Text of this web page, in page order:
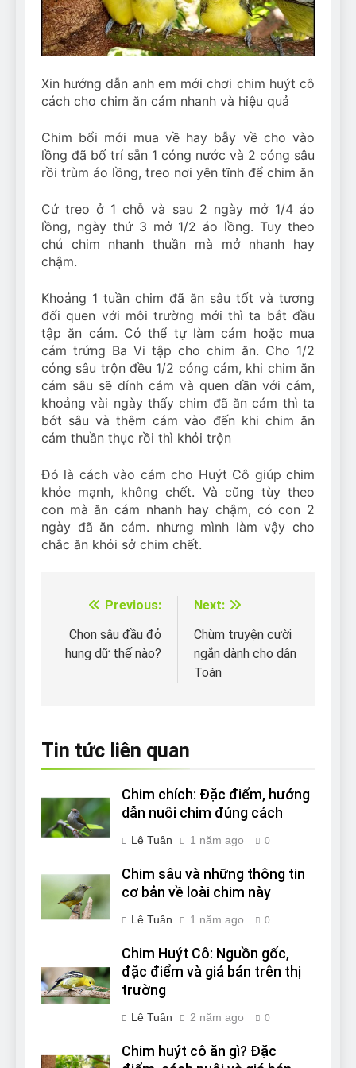
Can Bulldogs Play Fetch?
And How to Train Them!
7 Năm Ago
Groom My Bulldog
7 Năm Ago
Xin hướng dẫn anh em mới chơi chim huýt cô
cách cho chim ăn cám nhanh và hiệu quả
Chim bổi mới mua về hay bẫy về cho vào
lồng đã bố trí sẵn 1 cóng nước và 2 cóng sâu
rồi trùm áo lồng, treo nơi yên tĩnh để chim ăn
Cứ treo ở 1 chỗ và sau 2 ngày mở 1/4 áo
lồng, ngày thứ 3 mở 1/2 áo lồng. Tuy theo
chú chim nhanh thuần mà mở nhanh hay
chậm.
Khoảng 1 tuần chim đã ăn sâu tốt và tương
đối quen với môi trường mới thì ta bắt đầu
tập ăn cám. Có thể tự làm cám hoặc mua
cám trứng Ba Vi tập cho chim ăn. Cho 1/2
cóng sâu trộn đều 1/2 cóng cám, khi chim ăn
cám sâu sẽ dính cám và quen dần với cám,
khoảng vài ngày thấy chim đã ăn cám thì ta
bớt sâu và thêm cám vào đến khi chim ăn
cám thuần thục rồi thì khỏi trộn
Đó là cách vào cám cho Huýt Cô giúp chim
khỏe mạnh, không chết. Và cũng tùy theo
con mà ăn cám nhanh hay chậm, có con 2
ngày đã ăn cám. nhưng mình làm vậy cho
chắc ăn khỏi sở chim chết.
Điều
hướng
Previous:
Chọn sâu đầu đỏ
hung dữ thế nào?
Next:
Chùm truyện cười
ngắn dành cho dân
Toán
Tin tức liên quan
Chim chích: Đặc điểm, hướng
dẫn nuôi chim đúng cách
Lê Tuân 1 năm ago 0
Chim sâu và những thông tin
cơ bản về loài chim này
Lê Tuân 1 năm ago 0
Chim Huýt Cô: Nguồn gốc,
đặc điểm và giá bán trên thị
trường
Lê Tuân 2 năm ago 0
Chim huýt cô ăn gì? Đặc